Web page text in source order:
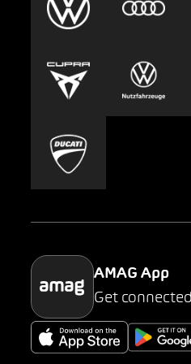
Clyde
Europcar
Carsharing
Mobility-as-a-Service
Parking
Jobs & Karriere
Presse
AMAG App
Get